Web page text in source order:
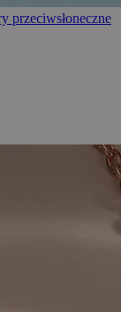
przeciwsłoneczne